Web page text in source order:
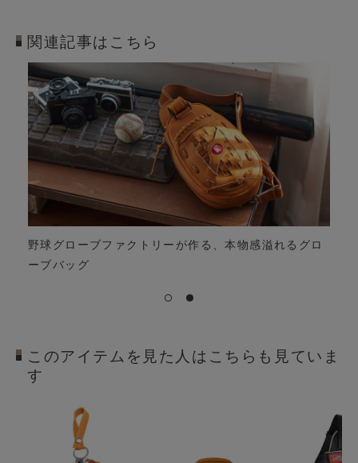
関連記事はこちら
る、本物感溢れるグロ
オンオフ使えるTHE GLOVEトー
このアイテムを見た人はこちらも見ていま
す